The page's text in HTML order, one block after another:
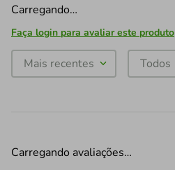
Carregando…
Faça login para avaliar este produto
Mais recentes Todos
Carregando avaliações…